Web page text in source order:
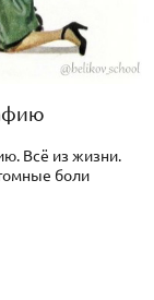
Всё из жизни.
боли